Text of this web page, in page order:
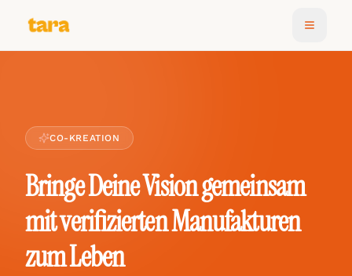
CO-KREATION
Bringe Deine Vision gemeinsam
mit verifizierten Manufakturen
zum Leben